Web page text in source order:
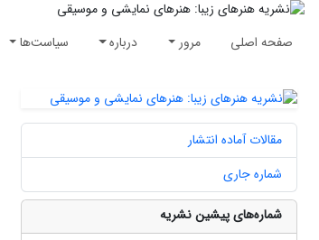
صفحه اصلی مرور درباره سیاست‌ها
مقالات آماده انتشار
شماره جاری
شماره‌های پیشین نشریه